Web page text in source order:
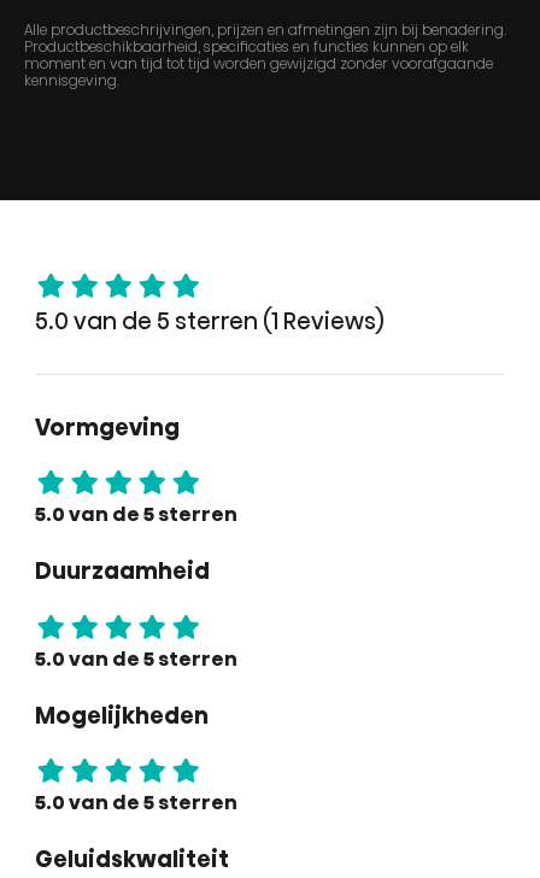
Alle productbeschrijvingen, prijzen en afmetingen zijn bij benadering.
Productbeschikbaarheid, specificaties en functies kunnen op elk
moment en van tijd tot tijd worden gewijzigd zonder voorafgaande
kennisgeving.
5.0 van de 5 sterren (1 Reviews)
Vormgeving
5.0 van de 5 sterren
Duurzaamheid
5.0 van de 5 sterren
Mogelijkheden
5.0 van de 5 sterren
Geluidskwaliteit